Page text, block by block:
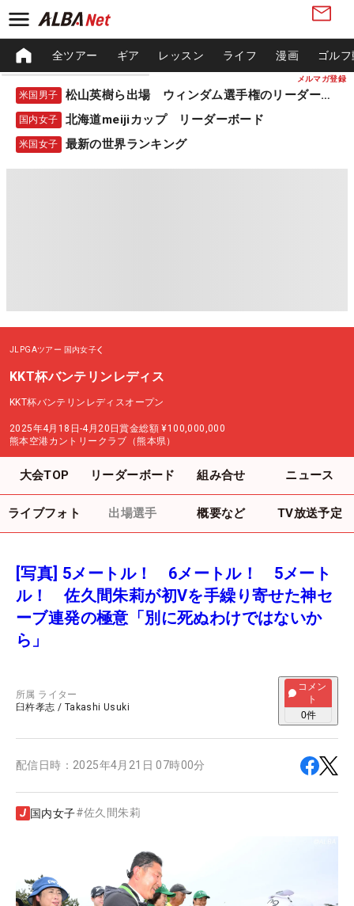
メルマガ登録
全ツアー ギア レッスン ライフ 漫画 ゴル
米国男子 松山英樹ら出場 ウィンダム選手権のリーダーボード
国内女子 北海道meijiカップ リーダーボード
米国女子 最新の世界ランキング
JLPGAツアー 国内女子
KKT杯バンテリンレディス
KKT杯バンテリンレディスオープン
2025年4月18日-4月20日賞金総額 ¥100,000,000
熊本空港カントリークラブ（熊本県）
大会TOP リーダーボード 組み合せ ニュース
ライブフォト 出場選手 概要など TV放送予定
[写真] 5メートル！ 6メートル！ 5メート
ル！ 佐久間朱莉が初Vを手繰り寄せた神セ
ーブ連発の極意「別に死ぬわけではないか
ら」
所属 ライター
臼杵孝志 / Takashi Usuki
コメン
ト
0件
配信日時： 2025年4月21日 07時00分
国内女子#佐久間朱莉